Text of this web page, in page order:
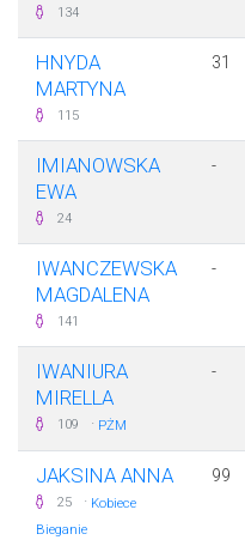
134
HNYDA
MARTYNA
115
31
IMIANOWSKA
EWA
24
-
IWANCZEWSKA
MAGDALENA
141
-
IWANIURA
MIRELLA
109 · PŻM
-
JAKSINA ANNA
25 · Kobiece
Bieganie
99